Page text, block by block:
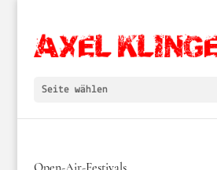
Seite wählen